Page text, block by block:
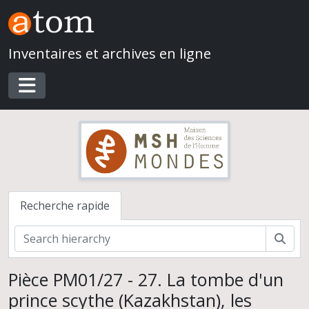
Skip to main content
Inventaires et archives en ligne
Toggle navigation
Recherche rapide
Pièce PM01/27 - 27. La tombe d'un
prince scythe (Kazakhstan), les